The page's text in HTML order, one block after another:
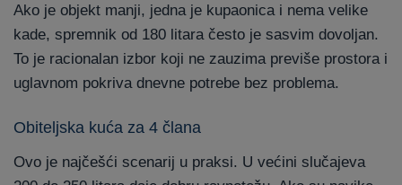
Ako je objekt manji, jedna je kupaonica i nema velike
kade, spremnik od 180 litara često je sasvim dovoljan.
To je racionalan izbor koji ne zauzima previše prostora i
uglavnom pokriva dnevne potrebe bez problema.
Obiteljska kuća za 4 člana
Ovo je najčešći scenarij u praksi. U većini slučajeva